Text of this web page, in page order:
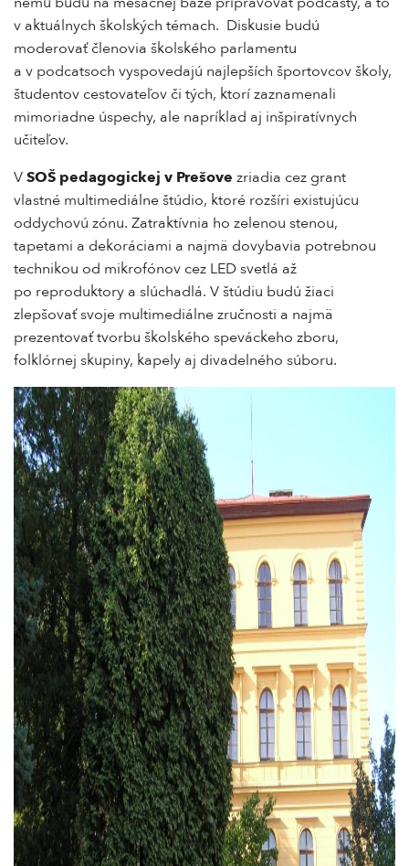
v aktuálnych školských témach. Diskusie budú
moderovať členovia školského parlamentu
a v podcatsoch vyspovedajú najlepších športovcov školy,
študentov cestovateľov či tých, ktorí zaznamenali
mimoriadne úspechy, ale napríklad aj inšpiratívnych
učiteľov.
VSOŠ pedagogickej v Prešove zriadia cez grant
vlastné multimediálne štúdio, ktoré rozšíri existujúcu
oddychovú zónu. Zatraktívnia ho zelenou stenou,
tapetami a dekoráciami a najmä dovybavia potrebnou
technikou od mikrofónov cez LED svetlá až
po reproduktory a slúchadlá. V štúdiu budú žiaci
zlepšovať svoje multimediálne zručnosti a najmä
prezentovať tvorbu školského speváckeho zboru,
folklórnej skupiny, kapely aj divadelného súboru.